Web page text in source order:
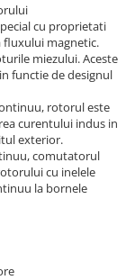
cu proprietati
fluxului magnetic.
miezului. Aceste
functie de designul
rotorul este
curentului indus in
exterior.
comutatorul
cu inelele
la bornele